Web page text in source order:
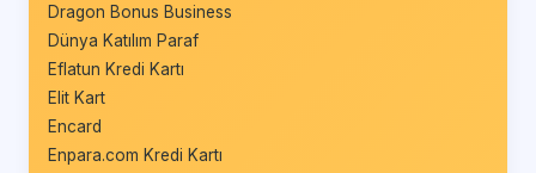
Dragon Bonus Business
Dünya Katılım Paraf
Eflatun Kredi Kartı
Elit Kart
Encard
Enpara.com Kredi Kartı